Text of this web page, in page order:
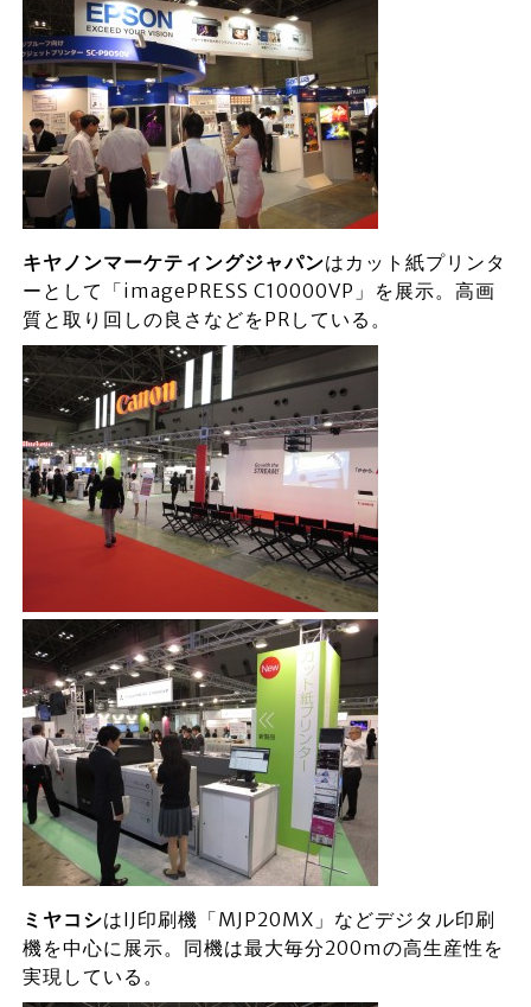
キヤノンマーケティングジャパンはカット紙プリンタ
ーとして「imagePRESS C10000VP」を展示。高画
質と取り回しの良さなどをPRしている。
ミヤコシはIJ印刷機「MJP20MX」などデジタル印刷
機を中心に展示。同機は最大毎分200mの高生産性を
実現している。